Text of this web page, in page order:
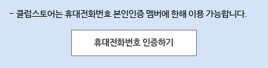
- 클럽스토어는 휴대전화번호 본인인증 멤버에 한해 이용 가능합니다.
휴대전화번호 인증하기